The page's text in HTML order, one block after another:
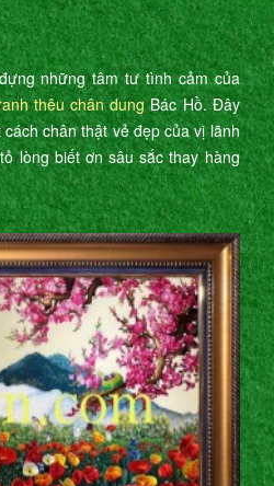
những tâm tư tình cảm của
thêu chân dungBác Hồ. Đây
chân thật vẻ đẹp của vị lãnh
lòng biết ơn sâu sắc thay hàng